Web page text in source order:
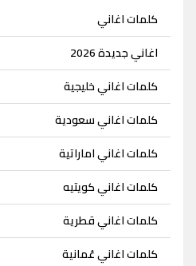
كلمات اغاني
اغاني جديدة 2026
كلمات اغاني خليجية
كلمات اغاني سعودية
كلمات اغاني اماراتية
كلمات اغاني كويتيه
كلمات اغاني قطرية
كلمات اغاني عُمانية